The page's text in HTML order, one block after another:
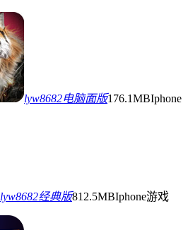
lyw8682电脑面版176.1MBIphone
lyw8682经典版812.5MBIphone游戏